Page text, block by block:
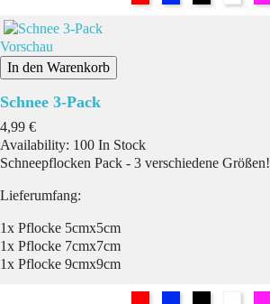
Vorschau
In den Warenkorb
Schnee 3-Pack
Preis
4,99 €
Availability: 100 In Stock
Schneepflocken Pack - 3 verschiedene Größen!
Lieferumfang:
1x Pflocke 5cmx5cm
1x Pflocke 7cmx7cm
1x Pflocke 9cmx9cm